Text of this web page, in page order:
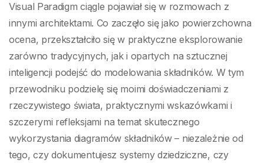
Visual Paradigm ciągle pojawiał się w rozmowach z
innymi architektami. Co zaczęło się jako powierzchowna
ocena, przekształciło się w praktyczne eksplorowanie
zarówno tradycyjnych, jak i opartych na sztucznej
inteligencji podejść do modelowania składników. W tym
przewodniku podzielę się moimi doświadczeniami z
rzeczywistego świata, praktycznymi wskazówkami i
szczerymi refleksjami na temat skutecznego
wykorzystania diagramów składników – niezależnie od
tego, czy dokumentujesz systemy dziedziczne, czy